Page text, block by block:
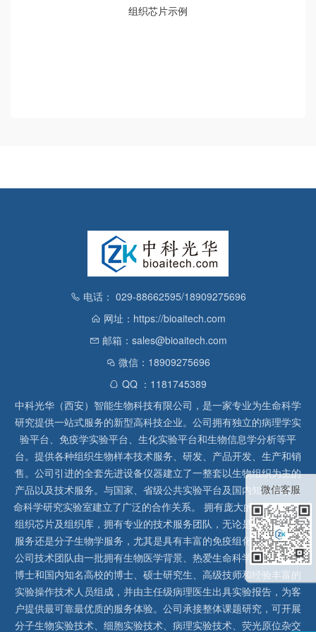
组织芯片示例
电话： 029-88662595/18909275696
网址：https://bioaitech.com
邮箱：sales@bioaitech.com
微信：18909275696
QQ ：1181745389
中科光华（西安）智能生物科技有限公司，是一家专业为生命科学
研究提供一站式服务的新型高科技企业。公司拥有独立的病理学实
验平台、免疫学实验平台、生化实验平台和生物信息学分析等平
台。提供各种组织生物样本技术服务、研发、产品开发、生产和销
售。公司引进的全套先进设备仪器建立了一整套以生物组织为主的
产品以及技术服务。与国家、省级公共实验平台及国内知名高校生
命科学研究实验室建立了广泛的合作关系。 拥有庞大的石蜡、冰冻
组织芯片及组织库，拥有专业的技术服务团队，无论是形态病理学
服务还是分子生物学服务，尤其是具有丰富的免疫组化实验经验，
公司技术团队由一批拥有生物医学背景、热爱生命科学研究的留美
博士和国内知名高校的博士、硕士研究生、高级技师和经验丰富的
实验操作技术人员组成，并由主任级病理医生出具实验报告，为客
户提供最可靠最优质的服务体验。公司承接整体课题研究，可开展
分子生物实验技术、细胞实验技术、病理实验技术、荧光原位杂交
微信客服